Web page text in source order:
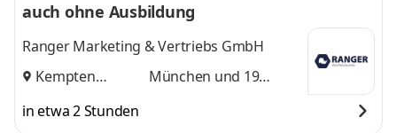
auch ohne Ausbildung
Ranger Marketing & Vertriebs GmbH
Kempten
München und 19
in etwa 2 Stunden